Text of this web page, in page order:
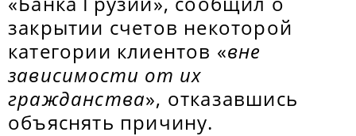
закрытии счетов некоторой
категории клиентов «вне
зависимости от их
гражданства», отказавшись
объяснять причину.